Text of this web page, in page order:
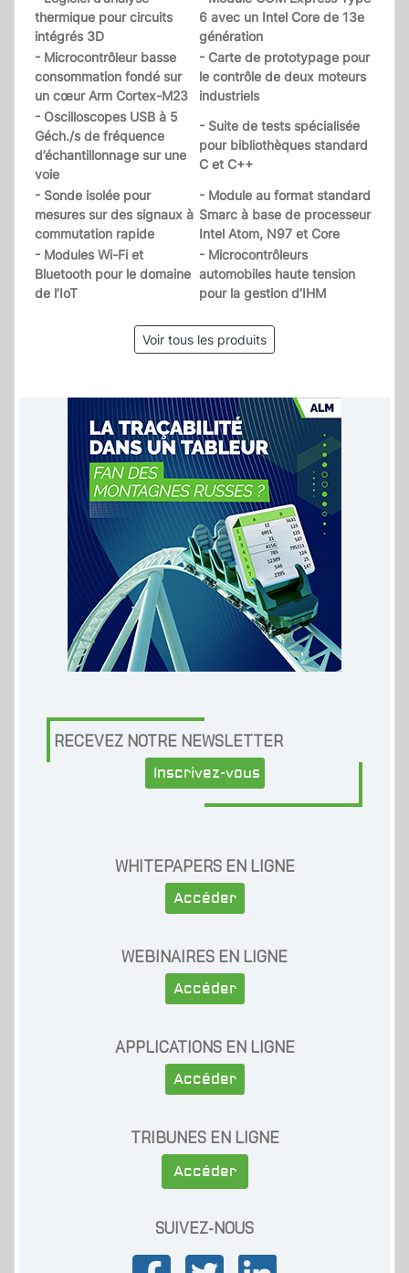
thermique pour circuits
intégrés 3D
6 avec un Intel Core de 13e
génération
- Microcontrôleur basse
consommation fondé sur
un cœur Arm Cortex-M23
- Carte de prototypage pour
le contrôle de deux moteurs
industriels
- Oscilloscopes USB à 5
Géch./s de fréquence
d’échantillonnage sur une
voie
- Suite de tests spécialisée
pour bibliothèques standard
C et C++
- Sonde isolée pour
mesures sur des signaux à
commutation rapide
- Module au format standard
Smarc à base de processeur
Intel Atom, N97 et Core
- Modules Wi-Fi et
Bluetooth pour le domaine
de l’IoT
- Microcontrôleurs
automobiles haute tension
pour la gestion d’IHM
Voir tous les produits
RECEVEZ NOTRE NEWSLETTER
Inscrivez-vous
WHITEPAPERS EN LIGNE
Accéder
WEBINAIRES EN LIGNE
Accéder
APPLICATIONS EN LIGNE
Accéder
TRIBUNES EN LIGNE
Accéder
SUIVEZ-NOUS